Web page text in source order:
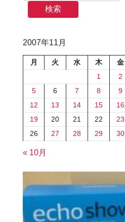
検索
2007年11月
月 火 水 木 金
1
2
5
6 7 8 9
12
13 14 15 16
19
20 21 22 23
26
27 28 29 30
« 10月